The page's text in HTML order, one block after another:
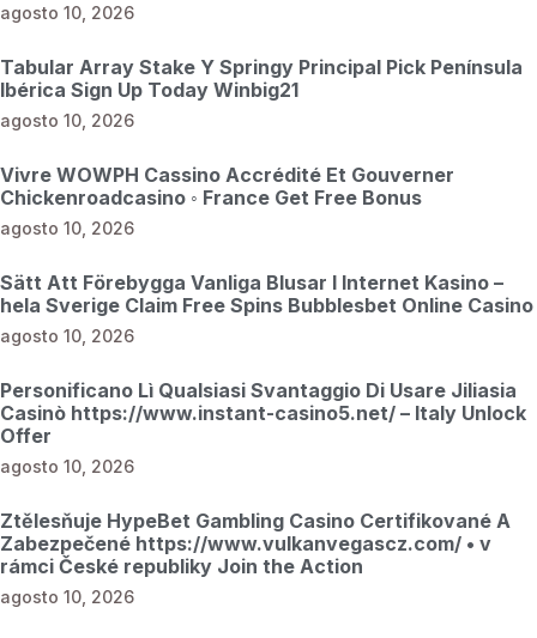
agosto 10, 2026
Tabular Array Stake Y Springy Principal Pick Península
Ibérica Sign Up Today Winbig21
agosto 10, 2026
Vivre WOWPH Cassino Accrédité Et Gouverner
Chickenroadcasino ◦ France Get Free Bonus
agosto 10, 2026
Sätt Att Förebygga Vanliga Blusar I Internet Kasino –
hela Sverige Claim Free Spins Bubblesbet Online Casino
agosto 10, 2026
Personificano Lì Qualsiasi Svantaggio Di Usare Jiliasia
Casinò https://www.instant-casino5.net/ – Italy Unlock
Offer
agosto 10, 2026
Ztělesňuje HypeBet Gambling Casino Certifikované A
Zabezpečené https://www.vulkanvegascz.com/ • v
rámci České republiky Join the Action
agosto 10, 2026